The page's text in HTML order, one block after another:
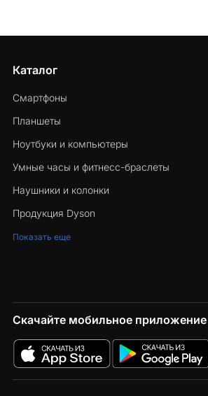
Каталог
Смартфоны
Планшеты
Ноутбуки и компьютеры
Умные часы и фитнесс-браслеты
Наушники и колонки
Продукция Dyson
Показать еще
Скачайте мобильное приложение